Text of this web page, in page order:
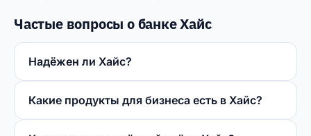
Частые вопросы о банке Хайс
Надёжен ли Хайс?
Какие продукты для бизнеса есть в Хайс?